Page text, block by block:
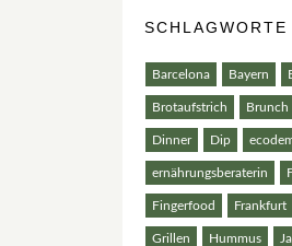
SCHLAGWORTE
Barcelona Bayern
Brotaufstrich Brunch
Dinner Dip
ernährungsberaterin
Fingerfood Frankfurt
Grillen Hummus